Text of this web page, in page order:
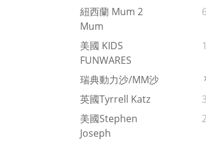
紐西蘭 Mum 2
Mum
美國 KIDS
FUNWARES
1
瑞典動力沙/MM沙
英國Tyrrell Katz
3
美國Stephen
Joseph
2